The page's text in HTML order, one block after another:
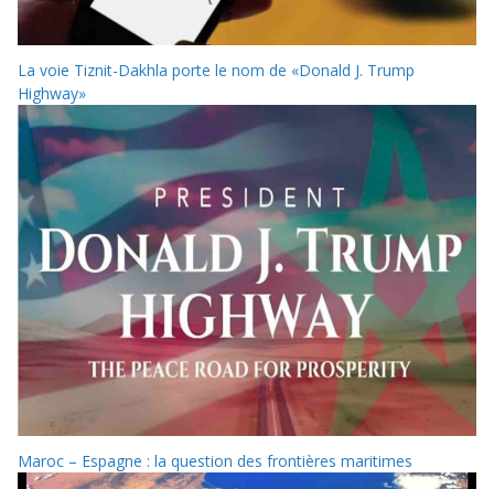
La voie Tiznit-Dakhla porte le nom de «Donald J. Trump
Highway»
Maroc – Espagne : la question des frontières maritimes